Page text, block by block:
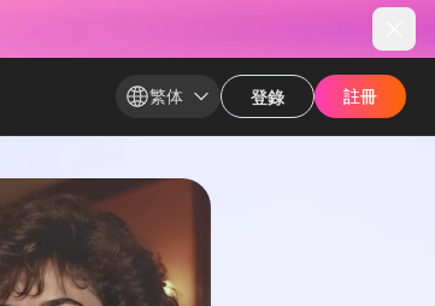
繁体 登錄 註冊​
註冊​